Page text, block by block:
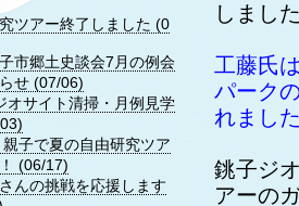
しまし
工藤氏
パーク
れまし
銚子ジ
アーの
ツアー終了しました (0
市郷土史談会7月の例会
せ (07/06)
オサイト清掃・月例見学
子で夏の自由研究ツア
(06/17)
んの挑戦を応援します